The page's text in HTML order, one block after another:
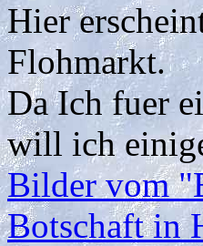
Hier
Flohmarkt.
Da Ich fuer
will ich
Bilder vom
Botschaft in